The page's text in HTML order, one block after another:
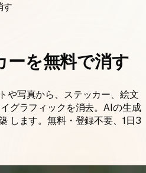
す
ーを無料で消す
や写真から、ステッカー、絵文
グラフィックを消去。AIの生成
します。無料・登録不要、1日3